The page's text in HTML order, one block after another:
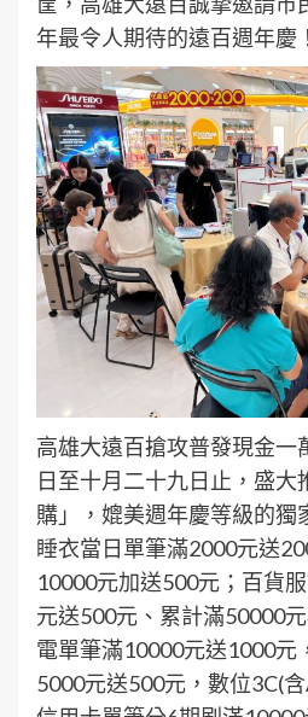
年最令人期待的遠百週年慶！
高雄大遠百搶攻普發現金一
日至十月二十九日止，盛大
購」，媲美週年慶等級的獨
睡衣當日單筆滿2000元送
10000元加送500元；百貨
元送500元、累計滿50000
電單筆滿10000元送1000元
5000元送500元，數位3C(